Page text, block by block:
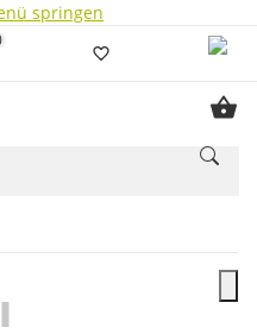
springen
ist leer